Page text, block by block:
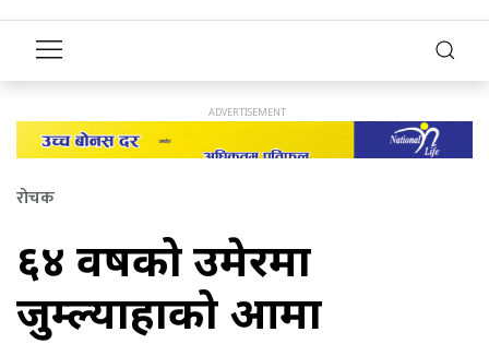
रोचक
६४ वर्षको उमेरमा
जुम्ल्याहाको आमा